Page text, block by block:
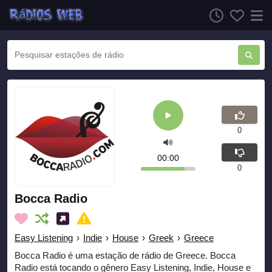
Bocca Radio
Easy Listening › Indie › House › Greek › Greece
Bocca Radio é uma estação de rádio de Greece. Bocca
Radio está tocando o gênero Easy Listening, Indie, House e
00:00
0
0